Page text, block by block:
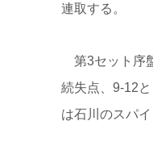
連取する。
第3セット序
続失点、9-12
は石川のスパ